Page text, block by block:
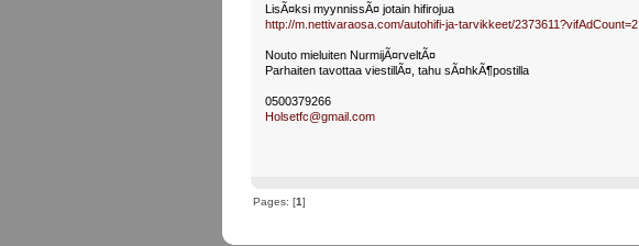
LisÃ¤ksi myynnissÃ¤ jotain hifirojua
http://m.nettivaraosa.com/autohifi-ja-tarvikkeet/2373611?vifAdCount=2
Nouto mieluiten NurmijÃ¤rveltÃ¤
Parhaiten tavottaa viestillÃ¤, tahu sÃ¤hkÃ¶postilla
0500379266
Holsetfc@gmail.com
Pages: [1]